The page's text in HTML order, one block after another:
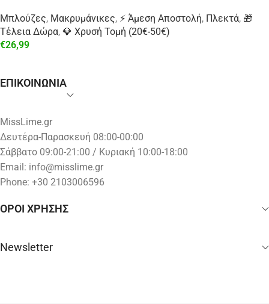
Μπλούζες, Μακρυμάνικες, ⚡ Άμεση Αποστολή, Πλεκτά, 🎁
Τέλεια Δώρα, 💎 Χρυσή Τομή (20€-50€)
€26,99
ΕΠΙΚΟΙΝΩΝΙΑ
MissLime.gr
Δευτέρα-Παρασκευή 08:00-00:00
Σάββατο 09:00-21:00 / Κυριακή 10:00-18:00
Email: info@misslime.gr
Phone: +30 2103006596
ΟΡΟΙ ΧΡΗΣΗΣ
Newsletter